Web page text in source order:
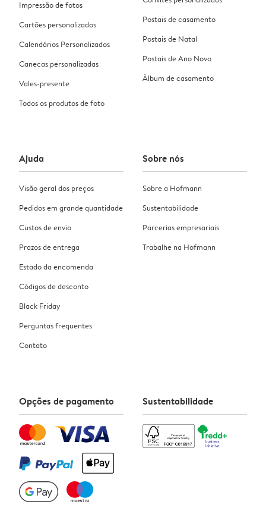
Impressão de fotos
Cartões personalizados
Calendários Personalizados
Canecas personalizadas
Vales-presente
Todos os produtos de foto
Postais de casamento
Postais de Natal
Postais de Ano Novo
Álbum de casamento
Ajuda
Visão geral dos preços
Pedidos em grande quantidade
Custos de envio
Prazos de entrega
Estado da encomenda
Códigos de desconto
Black Friday
Perguntas frequentes
Contato
Sobre nós
Sobre a Hofmann
Sustentabilidade
Parcerias empresariais
Trabalhe na Hofmann
Opções de pagamento Sustentabilidade